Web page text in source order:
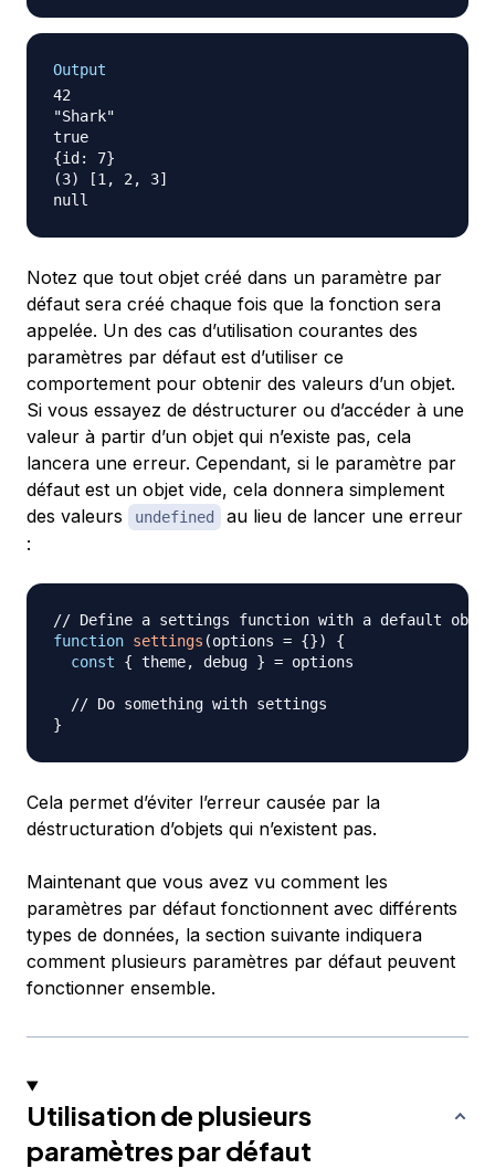
Output
42
"Shark"
true
{id: 7}
(3) [1, 2, 3]
Notez que tout objet créé dans un paramètre par
défaut sera créé chaque fois que la fonction sera
appelée. Un des cas d’utilisation courantes des
paramètres par défaut est d’utiliser ce
comportement pour obtenir des valeurs d’un objet.
Si vous essayez de déstructurer ou d’accéder à une
valeur à partir d’un objet qui n’existe pas, cela
lancera une erreur. Cependant, si le paramètre par
défaut est un objet vide, cela donnera simplement
des valeurs
undefined
au lieu de lancer une erreur
:
// Define a settings function with a default
function settings (options = {})
{
const
{ theme, debug } = options
// Do something with settings
}
Cela permet d’éviter l’erreur causée par la
déstructuration d’objets qui n’existent pas.
Maintenant que vous avez vu comment les
paramètres par défaut fonctionnent avec différents
types de données, la section suivante indiquera
comment plusieurs paramètres par défaut peuvent
fonctionner ensemble.
Utilisation de plusieurs
paramètres par défaut